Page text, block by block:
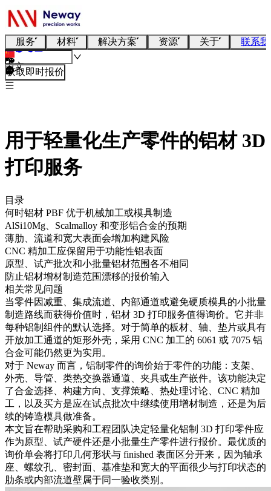
服务 材料 解决方案 资源 关于 联系
中文
获取即时报价
用于轻量化生产零件的铝材 3D
打印服务
目录
何时铝材 PBF 优于机械加工或模具制造
AlSi10Mg、Scalmalloy 和变形铝合金的预期
薄肋、流道和宽大表面会增加构建风险
CNC 精加工应保留用于功能性铝表面
原型、试产批次和小批量铝材范围各不相同
防止铝材增材制造范围漂移的报价输入
相关常见问题
当零件因减重、集成流道、内部通道或避免硬质模具的小批量
制造路线而获得价值时，铝材 3D 打印服务值得询价。它并非
每种铝制组件的默认选择。对于简单的板材、轴、垫片或具有
开放加工通道的矩形外壳，采用 CNC 加工的 6061 或 7075 铝
合金可能仍然更为实用。
对于 Neway 而言，铝制零件的询价始于零件的功能：支架、
外壳、导管、类热交换器通道、夹具或生产嵌件。该功能决定
了合金选择、构建方向、支撑策略、热处理讨论、CNC 精加
工，以及买方是应在试点批次中继续使用增材制造，还是为后
续的铸造模具做准备。
本文旨在帮助采购和工程团队决定轻量化铝制 3D 打印零件应
作为原型、试产硬件还是小批量生产零件进行报价。最优质的
询价单会将打印几何形状与 finished 表面区分开来，因为轴承
座、螺纹孔、密封面、基准垫和宽大的平面很少与打印状态的
肋条或内部流道壁属于同一验收类别。